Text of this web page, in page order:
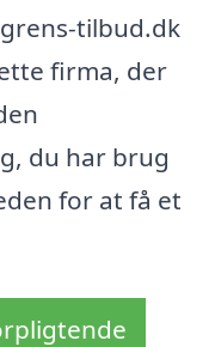
tilbud.dk
firma, der
du har brug
for at få et